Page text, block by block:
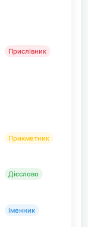
Прислівник
Прикметник
Дієслово
Іменник